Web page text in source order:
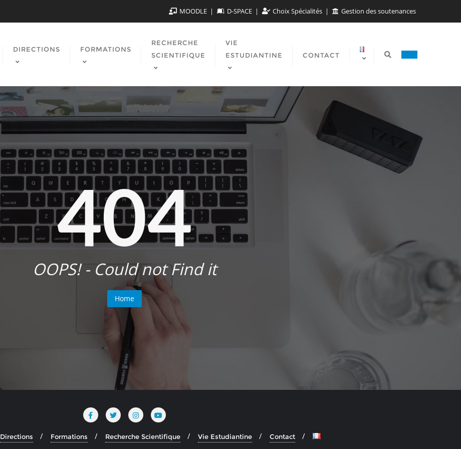
MOODLE D-SPACE Choix Spécialités Gestion des soutenances
DIRECTIONS FORMATIONS
RECHERCHE
SCIENTIFIQUE
VIE
ESTUDIANTINE
CONTACT
404
OOPS! - Could not Find it
Home
Directions Formations Recherche Scientifique Vie Estudiantine Contact